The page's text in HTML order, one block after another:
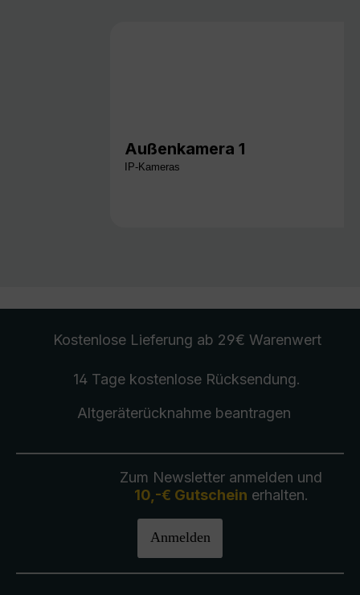
Außenkamera 1
IP-Kameras
Kostenlose Lieferung ab 29€ Warenwert
14 Tage kostenlose Rücksendung.
Altgeräterücknahmebeantragen
Zum Newsletter anmelden und
10,-€ Gutschein erhalten.
Anmelden